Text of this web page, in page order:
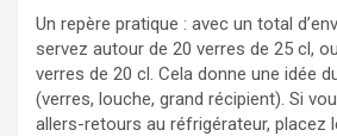
Un repère pratique : avec un total
servez autour de 20 verres de 25 cl,
verres de 20 cl. Cela donne une idée
(verres, louche, grand récipient). Si
allers-retours au réfrigérateur, placez